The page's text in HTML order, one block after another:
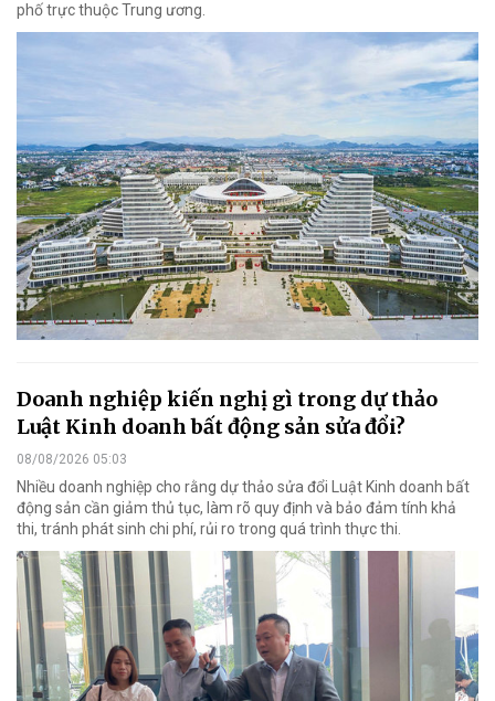
phố trực thuộc Trung ương.
Doanh nghiệp kiến nghị gì trong dự thảo
Luật Kinh doanh bất động sản sửa đổi?
08/08/2026 05:03
Nhiều doanh nghiệp cho rằng dự thảo sửa đổi Luật Kinh doanh bất
động sản cần giảm thủ tục, làm rõ quy định và bảo đảm tính khả
thi, tránh phát sinh chi phí, rủi ro trong quá trình thực thi.